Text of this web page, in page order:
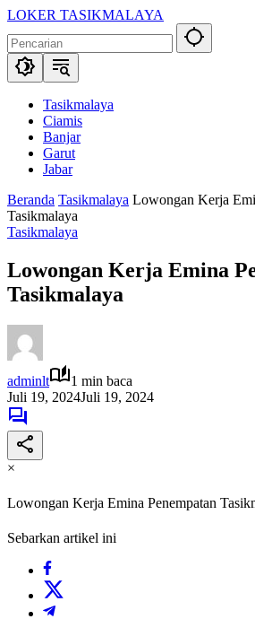
Langsung
konten
LOKER TASIKMALAYA
Lowongan
Kerja
Tasikmalaya
SekitarnaTasikmalaya
Ciamis
Banjar
Garut
Jabar
Beranda Tasikmalaya Lowongan Kerja
Tasikmalaya
Tasikmalaya
Lowongan Kerja Emina
Tasikmalaya
adminlt
1 min baca
Juli 19, 2024Juli 19, 2024
×
Lowongan Kerja Emina Penempatan
Sebarkan artikel ini